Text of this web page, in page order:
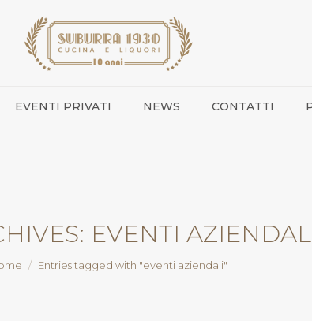
EVENTI PRIVATI NEWS CONTATTI
EVENTI
are here:
Entries tagged with "eventi aziendali"